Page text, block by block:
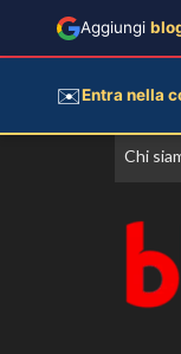
Vai
Chi
Aggiungi
✉️Entra nella